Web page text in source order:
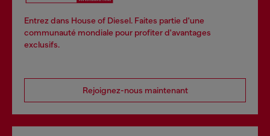
Entrez dans House of Diesel. Faites partie d'une
communauté mondiale pour profiter d'avantages
exclusifs.
Rejoignez-nous maintenant